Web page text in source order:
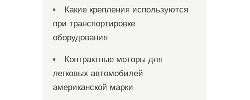
Какие крепления используются
при транспортировке
оборудования
Контрактные моторы для
легковых автомобилей
американской марки